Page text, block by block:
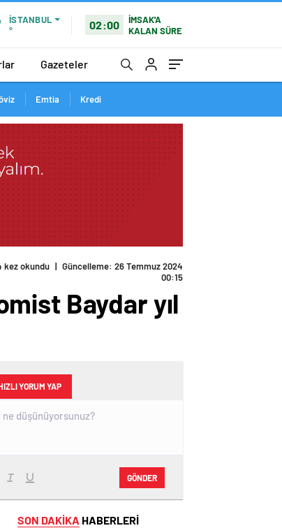
İSTANBUL
°
02:00
İMSAK'A
KALAN SÜRE
Gazeteler
Emtia Kredi
kez okundu | Güncelleme: 26 Temmuz 2024
00:15
Baydar yıl
YORUM YAP
GÖNDER
SON DAKİKA HABERLERİ